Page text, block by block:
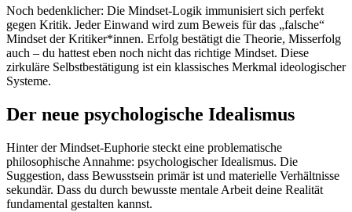
Noch bedenklicher: Die Mindset-Logik immunisiert sich perfekt
gegen Kritik. Jeder Einwand wird zum Beweis für das „falsche“
Mindset der Kritiker*innen. Erfolg bestätigt die Theorie, Misserfolg
auch – du hattest eben noch nicht das richtige Mindset. Diese
zirkuläre Selbstbestätigung ist ein klassisches Merkmal ideologischer
Systeme.
Der neue psychologische Idealismus
Hinter der Mindset-Euphorie steckt eine problematische
philosophische Annahme: psychologischer Idealismus. Die
Suggestion, dass Bewusstsein primär ist und materielle Verhältnisse
sekundär. Dass du durch bewusste mentale Arbeit deine Realität
fundamental gestalten kannst.